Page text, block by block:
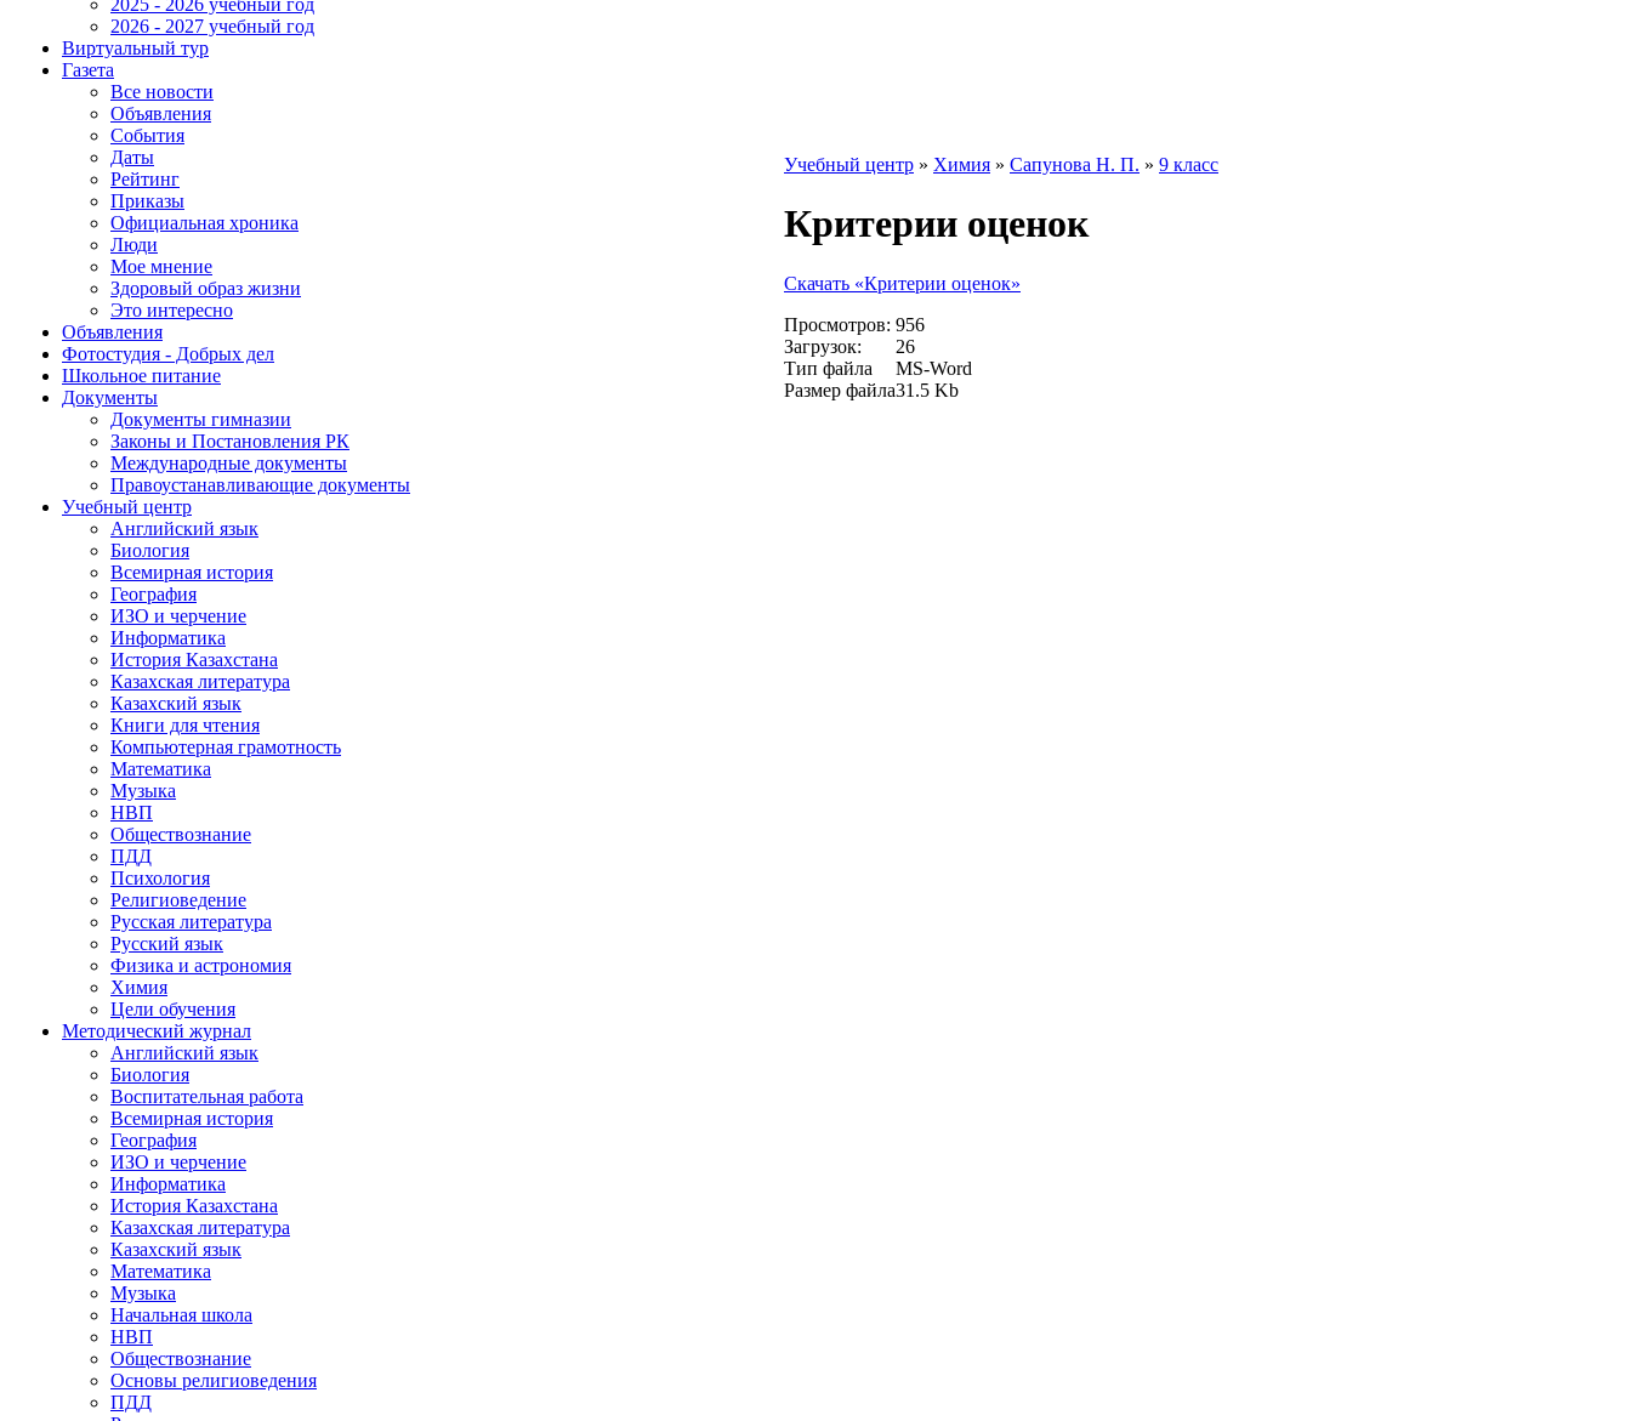
2025 - 2026 учебный год
2026 - 2027 учебный год
Виртуальный тур
Газета
Все новости
Объявления
События
Даты
Рейтинг
Приказы
Официальная хроника
Люди
Мое мнение
Здоровый образ жизни
Это интересно
Объявления
Фотостудия - Добрых дел
Школьное питание
Документы
Документы гимназии
Законы и Постановления РК
Международные документы
Правоустанавливающие документы
Учебный центр
Английский язык
Биология
Всемирная история
География
ИЗО и черчение
Информатика
История Казахстана
Казахская литература
Казахский язык
Книги для чтения
Компьютерная грамотность
Математика
Музыка
НВП
Обществознание
ПДД
Психология
Религиоведение
Русская литература
Русский язык
Физика и астрономия
Химия
Цели обучения
Методический журнал
Английский язык
Биология
Воспитательная работа
Всемирная история
География
ИЗО и черчение
Информатика
История Казахстана
Казахская литература
Казахский язык
Математика
Музыка
Начальная школа
НВП
Обществознание
Основы религиоведения
ПДД
Учебный центр » Химия » Сапунова Н. П. » 9 класс
Критерии оценок
Скачать «Критерии оценок»
Просмотров: 956
Загрузок:
26
Тип файла
MS-Word
Размер файла31.5 Kb